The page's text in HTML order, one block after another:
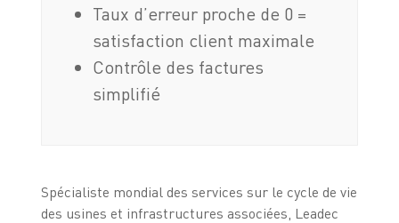
Taux d’erreur proche de 0 =
satisfaction client maximale
Contrôle des factures
simplifié
Spécialiste mondial des services sur le cycle de vie
des usines et infrastructures associées, Leadec